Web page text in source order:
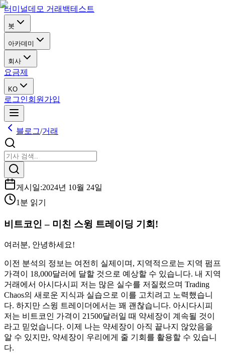
터미널데모 거래 백테스트
봇
아카데미
회사
요금제
KO
로그인회원가입
블로그/거래
게시일:2024년 10월 24일
1분 읽기
비트코인 – 미친 스윙 트레이딩 기회!
여러분, 안녕하세요!
이전 분석의 정보는 여전히 실제이며, 지역적으로는 지역 펌프
가격이 18,000달러에 달할 것으로 예상할 수 있습니다. 내 지역
거래에서 아시다시피 저는 많은 실수를 저질렀으며 Trading
Chaos의 새로운 지식과 실습으로 이를 고치려고 노력했습니
다. 하지만 스윙 트레이더에서는 꽤 괜찮습니다. 아시다시피
저는 비트코인 ​​가격이 21500달러일 때 약세장이 계속될 것이
라고 믿었습니다. 이제 나는 약세장이 아직 끝나지 않았음을
알 수 있지만, 약세장이 우리에게 줄 기회를 활용할 수 있습니
다.